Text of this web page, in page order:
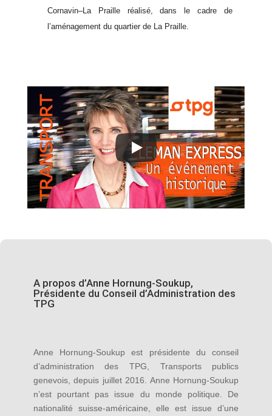
Cornavin–La Praille réalisé, dans le cadre de
l’aménagement du quartier de La Praille.
A propos d’Anne Hornung-Soukup,
Présidente du Conseil d’Administration des
TPG
Anne Hornung-Soukup est présidente du conseil
d’administration des TPG, Transports publics
genevois, depuis juillet 2016. Anne Hornung-Soukup
n’est pourtant pas issue du monde politique. De
nationalité suisse-américaine, elle est issue d’une